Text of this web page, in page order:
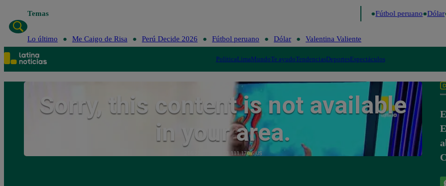
Temas Fútbol peruano Dólar
Lo último Me Caigo de Risa Perú Decide 2026 Fútbol peruano Dólar Valentina Valiente
PolíticaLimaMundoTe ayudoTendenciasDeportesEspectáculos